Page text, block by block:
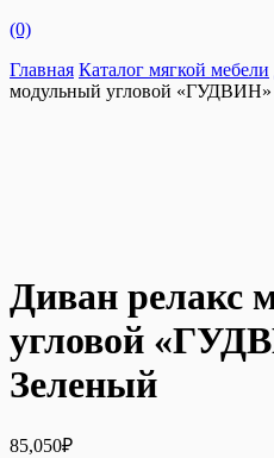
(0)
Главная Каталог мягкой мебели
модульный угловой «ГУДВИН»
Диван релакс
угловой
Зеленый
85,050₽